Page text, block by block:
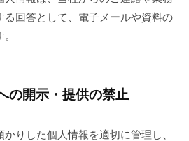
る回答として、電子メールや資料の
の開示・提供の禁止
りした個人情報を適切に管理し、